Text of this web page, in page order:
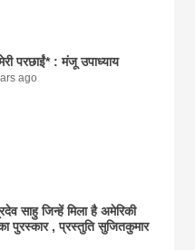
परछाईं* : मंजू उपाध्याय
ago
साहु जिन्हें मिला है अमेरिकी
पुरस्कार , प्रस्तुति सुजितकुमार